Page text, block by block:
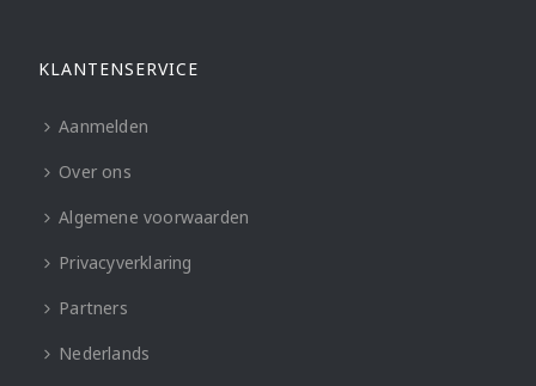
KLANTENSERVICE
Aanmelden
Over ons
Algemene voorwaarden
Privacyverklaring
Partners
Nederlands